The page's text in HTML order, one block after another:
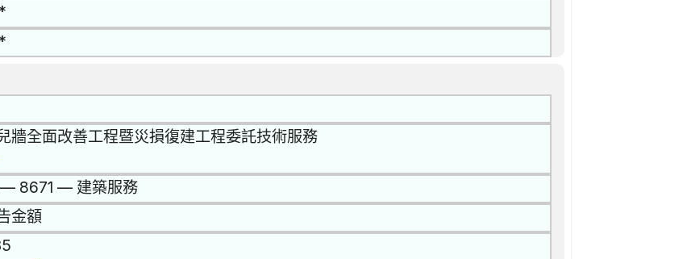
牆全面改善工程暨災損復建工程委託技術服務
8671 — 建築服務
金額